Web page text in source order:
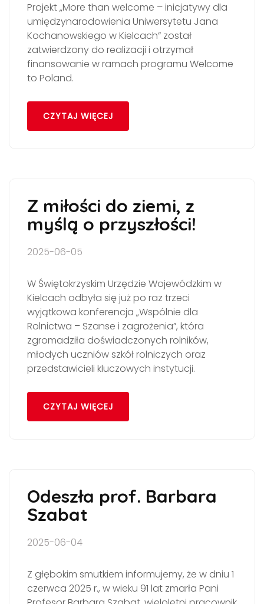
Projekt „More than welcome – inicjatywy dla
umiędzynarodowienia Uniwersytetu Jana
Kochanowskiego w Kielcach” został
zatwierdzony do realizacji i otrzymał
finansowanie w ramach programu Welcome
to Poland.
CZYTAJ WIĘCEJ
Z miłości do ziemi, z
myślą o przyszłości!
2025-06-05
W Świętokrzyskim Urzędzie Wojewódzkim w
Kielcach odbyła się już po raz trzeci
wyjątkowa konferencja „Wspólnie dla
Rolnictwa – Szanse i zagrożenia”, która
zgromadziła doświadczonych rolników,
młodych uczniów szkół rolniczych oraz
przedstawicieli kluczowych instytucji.
CZYTAJ WIĘCEJ
Odeszła prof. Barbara
Szabat
2025-06-04
Z głębokim smutkiem informujemy, że w dniu 1
czerwca 2025 r., w wieku 91 lat zmarła Pani